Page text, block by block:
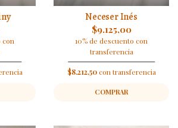
con
Neceser Inés
$9.125,00
10% de descuento con
transferencia
$8.212,50con transferencia
COMPRAR